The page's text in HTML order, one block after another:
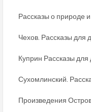
Рассказы о природе
Чехов. Рассказы для
Куприн Рассказы для
Сухомлинский.
Произведения